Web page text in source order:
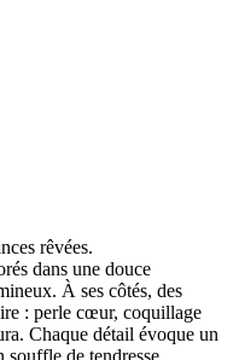
rêvées.
dans une douce
À ses côtés, des
: perle cœur, coquillage
Chaque détail évoque un
de tendresse.